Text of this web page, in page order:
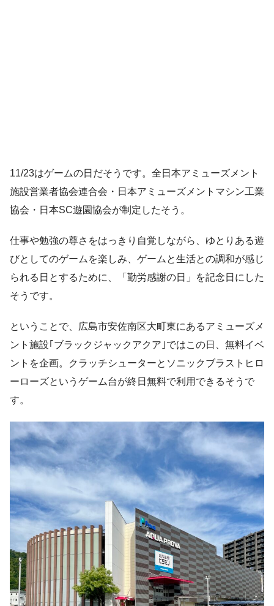
11/23はゲームの日だそうです。全日本アミューズメント
施設営業者協会連合会・日本アミューズメントマシン工業
協会・日本SC遊園協会が制定したそう。
仕事や勉強の尊さをはっきり自覚しながら、ゆとりある遊
びとしてのゲームを楽しみ、ゲームと生活との調和が感じ
られる日とするために、「勤労感謝の日」を記念日にした
そうです。
ということで、広島市安佐南区大町東にあるアミューズメ
ント施設｢ブラックジャックアクア｣ではこの日、無料イベ
ントを企画。クラッチシューターとソニックブラストヒロ
ーローズというゲーム台が終日無料で利用できるそうで
す。